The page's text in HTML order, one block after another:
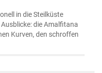
in die Steilküste
die Amalfitana
Kurven, den schroffen